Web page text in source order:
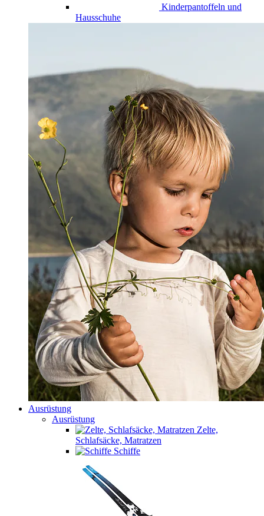
Kinderpantoffeln und
Hausschuhe
Ausrüstung
Ausrüstung
Zelte,
Schlafsäcke, Matratzen
Schiffe